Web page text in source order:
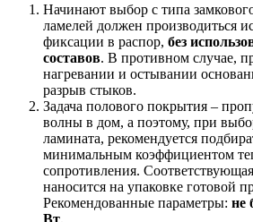
Начинают выбор с типа
ламелей должен производиться
фиксации в распор, без
составов. В противном случае,
нагревании и остывании
разрыв стыков.
Задача полового покрытия –
волны в дом, а поэтому, при
ламината, рекомендуется
минимальным коэффициентом
сопротивления.
наносится на упаковке готовой
Рекомендованные параметры: не
Вт.